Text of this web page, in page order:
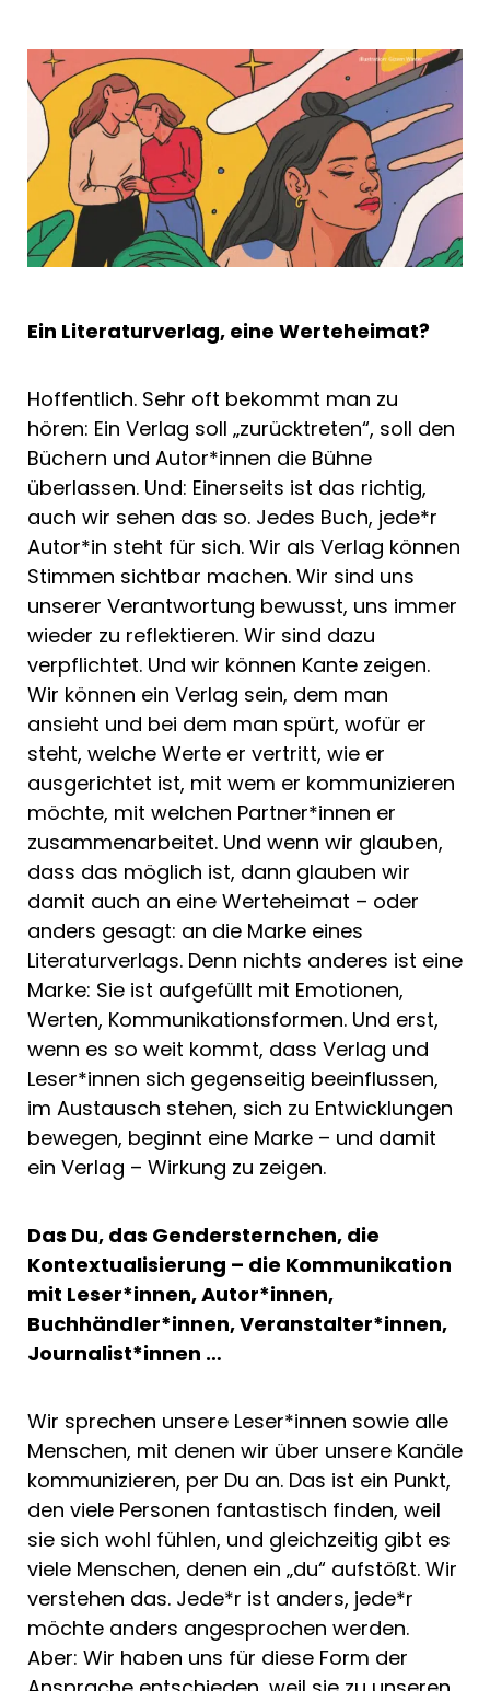
Ein Literaturverlag, eine Werteheimat?
Hoffentlich. Sehr oft bekommt man zu
hören: Ein Verlag soll „zurücktreten“, soll den
Büchern und Autor*innen die Bühne
überlassen. Und: Einerseits ist das richtig,
auch wir sehen das so. Jedes Buch, jede*r
Autor*in steht für sich. Wir als Verlag können
Stimmen sichtbar machen. Wir sind uns
unserer Verantwortung bewusst, uns immer
wieder zu reflektieren. Wir sind dazu
verpflichtet. Und wir können Kante zeigen.
Wir können ein Verlag sein, dem man
ansieht und bei dem man spürt, wofür er
steht, welche Werte er vertritt, wie er
ausgerichtet ist, mit wem er kommunizieren
möchte, mit welchen Partner*innen er
zusammenarbeitet. Und wenn wir glauben,
dass das möglich ist, dann glauben wir
damit auch an eine Werteheimat – oder
anders gesagt: an die Marke eines
Literaturverlags. Denn nichts anderes ist eine
Marke: Sie ist aufgefüllt mit Emotionen,
Werten, Kommunikationsformen. Und erst,
wenn es so weit kommt, dass Verlag und
Leser*innen sich gegenseitig beeinflussen,
im Austausch stehen, sich zu Entwicklungen
bewegen, beginnt eine Marke – und damit
ein Verlag – Wirkung zu zeigen.
Das Du, das Gendersternchen, die
Kontextualisierung – die Kommunikation
mit Leser*innen, Autor*innen,
Buchhändler*innen, Veranstalter*innen,
Journalist*innen …
Wir sprechen unsere Leser*innen sowie alle
Menschen, mit denen wir über unsere Kanäle
kommunizieren, per Du an. Das ist ein Punkt,
den viele Personen fantastisch finden, weil
sie sich wohl fühlen, und gleichzeitig gibt es
viele Menschen, denen ein „du“ aufstößt. Wir
verstehen das. Jede*r ist anders, jede*r
möchte anders angesprochen werden.
Aber: Wir haben uns für diese Form der